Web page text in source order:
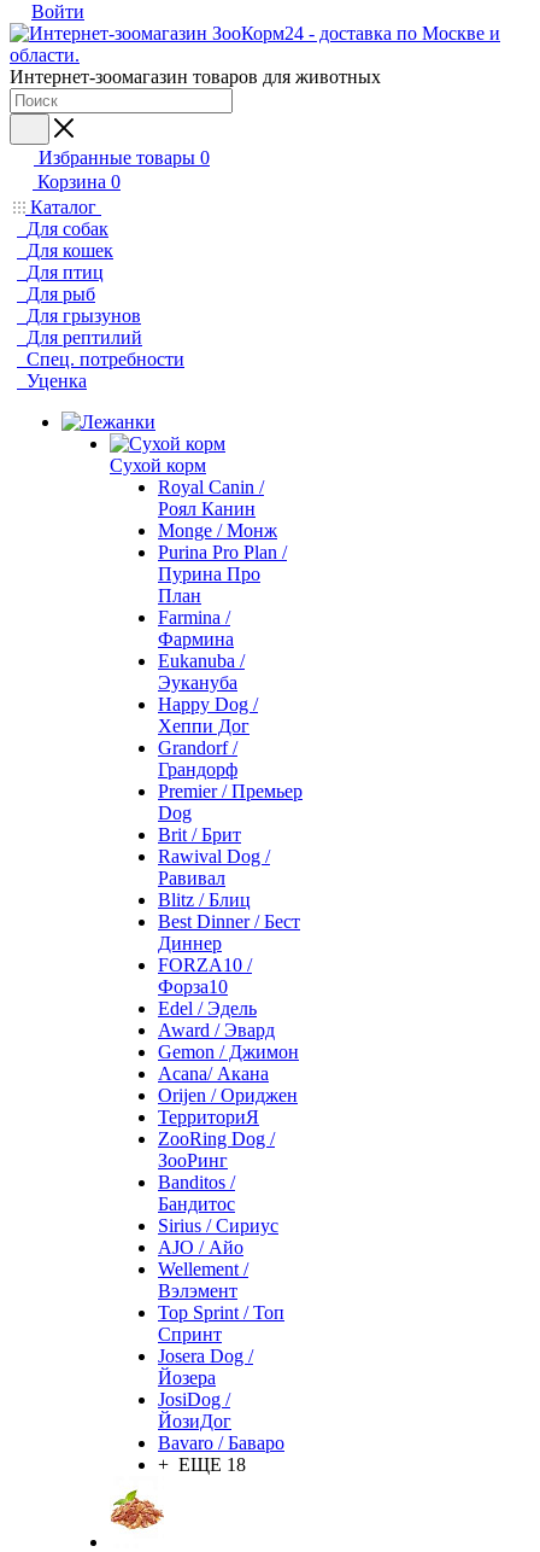
Войти
Интернет-зоомагазин товаров для животных
Избранные товары 0
Корзина 0
Каталог
Для собак
Для кошек
Для птиц
Для рыб
Для грызунов
Для рептилий
Спец. потребности
Уценка
Сухой корм
Royal Canin /
Роял Канин
Monge / Монж
Purina Pro Plan /
Пурина Про
План
Farmina /
Фармина
Eukanuba /
Эукануба
Happy Dog /
Хеппи Дог
Grandorf /
Грандорф
Premier / Премьер
Dog
Brit / Брит
Rawival Dog /
Равивал
Blitz / Блиц
Best Dinner / Бест
Диннер
FORZA10 /
Форза10
Edel / Эдель
Award / Эвард
Gemon / Джимон
Acana/ Акана
Orijen / Ориджен
ТерриториЯ
ZooRing Dog /
ЗооРинг
Banditos /
Бандитос
Sirius / Сириус
AJO / Айо
Wellement /
Вэлэмент
Top Sprint / Топ
Спринт
Josera Dog /
Йозера
JosiDog /
ЙозиДог
Bavaro / Баваро
+ ЕЩЕ 18